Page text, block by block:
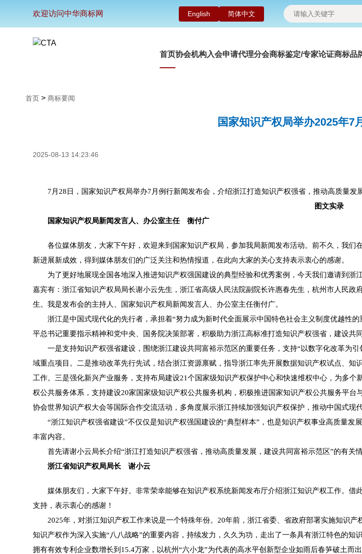
欢迎访问中华商标网 English 简体中文
首页协会机构入会申请代理分会商标鉴定/专家论证商标品
首页 > 商标要闻
国家知识产权局举办2025年7
2025-08-13 14:23:46
7月28日，国家知识产权局举办7月例行新闻发布会，介绍浙江打造知识产权强省，推动高质量发
图文实录
国家知识产权局新闻发言人、办公室主任 衡付广
各位媒体朋友，大家下午好，欢迎来到国家知识产权局，参加我局新闻发布活动。前不久，我们
新进展新成效，得到媒体朋友们的广泛关注和热情报道，在此向大家的关心支持表示衷心的感谢。
为了更好地展现全国各地深入推进知识产权强国建设的典型经验和优秀案例，今天我们邀请到浙
嘉宾有：浙江省知识产权局局长谢小云先生，浙江省高级人民法院副院长许惠春先生，杭州市人民
生。我是发布会的主持人、国家知识产权局新闻发言人、办公室主任衡付广。
浙江是中国式现代化的先行者，承担着“努力成为新时代全面展示中国特色社会主义制度优越性
平总书记重要指示精神和党中央、国务院决策部署，积极助力浙江高标准打造知识产权强省，建设共
一是支持知识产权强省建设，围绕浙江建设共同富裕示范区的重要任务，支持“以数字化改革为
域重点项目。二是推动改革先行先试，结合浙江资源禀赋，指导浙江率先开展数据知识产权试点、
工作。三是强化新兴产业服务，支持布局建设21个国家级知识产权保护中心和快速维权中心，为多
权公共服务体系，支持建设20家国家级知识产权公共服务机构，积极推进国家知识产权公共服务平
协会世界知识产权大会等国际合作交流活动，多角度展示浙江持续加强知识产权保护，推动中国式现
“浙江知识产权强省建设”不仅仅是知识产权强国建设的“典型样本”，也是知识产权事业高质量发
丰富内容。
首先请谢小云局长介绍“浙江打造知识产权强省，推动高质量发展，建设共同富裕示范区”的有关情
浙江省知识产权局局长 谢小云
媒体朋友们，大家下午好。非常荣幸能够在知识产权系统新闻发布厅介绍浙江知识产权工作。借
支持，表示衷心的感谢！
2025年，对浙江知识产权工作来说是一个特殊年份。20年前，浙江省委、省政府部署实施知识产
知识产权作为深入实施“八八战略”的重要内容，持续发力，久久为功，走出了一条具有浙江特色的
拥有有效专利企业数增长到15.4万家，以杭州“六小龙”为代表的高水平创新型企业如雨后春笋破土